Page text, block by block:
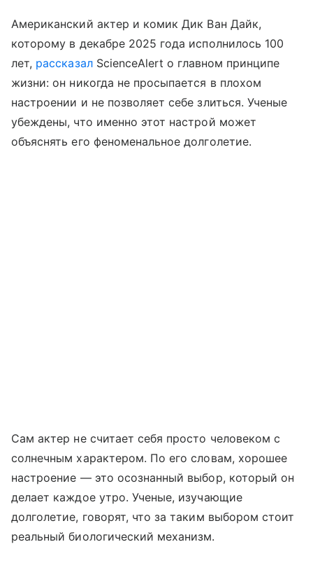
Американский актер и комик Дик Ван Дайк,
которому в декабре 2025 года исполнилось 100
лет, рассказалScienceAlert о главном принципе
жизни: он никогда не просыпается в плохом
настроении и не позволяет себе злиться. Ученые
убеждены, что именно этот настрой может
объяснять его феноменальное долголетие.
Сам актер не считает себя просто человеком с
солнечным характером. По его словам, хорошее
настроение — это осознанный выбор, который он
делает каждое утро. Ученые, изучающие
долголетие, говорят, что за таким выбором стоит
реальный биологический механизм.